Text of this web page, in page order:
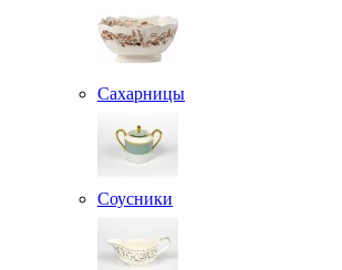
Сахарницы
Соусники